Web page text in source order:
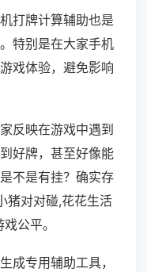
打牌计算辅助也是
特别是在大家手机
戏体验，避免影响
反映在游戏中遇到
好牌，甚至好像能
不是有挂？确实存
猪对对碰,花花生活
公平。
成专用辅助工具，